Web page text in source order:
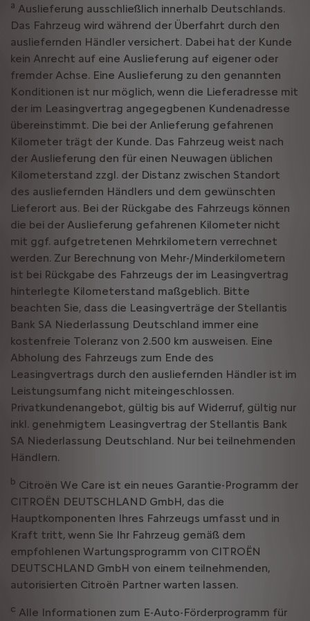
a Auslieferung ausschließlich innerhalb Deutschlands.
Das Fahrzeug wird während der Überfahrt durch den
ausliefernden Händler versichert. Dabei hat der Kunde
kein Anrecht auf eine Auslieferung auf eigener oder
fremder Achse. Eine Auslieferung zu den genannten
Konditionen ist nur möglich, wenn die Lieferadresse mit
der im Leasingvertrag angegegbenen Kundenadresse
übereinstimmt. Die bei der Anlieferung gefahrenen
Kilometer trägt der Kunde. Das Fahrzeug weist nach
der Auslieferung den für einen Neuwagen üblichen
Kilometerstand zzgl. der Distanz zwischen Standort
des ausliefernden Händlers und dem gewünschten
Lieferort aus. Bei der Rückgabe des Fahrzeugs können
die bei der Auslieferung gefahrenen Kilometer nicht
mit ggf. aufgetretenen Mehrkilometern verrechnet
werden. Zur Berechnung von Mehr-/Minderkilometern
ist bei Rückgabe des Fahrzeugs der im Leasingvertrag
hinterlegte Kilometerstand maßgeblich. Bitte
beachten Sie, dass die Leasingverträge der Stellantis
Bank SA Niederlassung Deutschland immer eine
kostenfreie Toleranz von 2.500 km ausweisen. Eine
Abholung des Fahrzeugs zum Ende des
Leasingvertrags durch den ausliefernden Händler ist im
Leistungsumfang nicht miteingeschlossen.
Privatkundenangebot, gültig bis auf Widerruf, gültig nur
inkl. genehmigtem Leasingvertrag der Stellantis Bank
SA Niederlassung Deutschland. Nur bei teilnehmenden
Händlern.
b Citroën We Care ist ein neues Garantie-Programm der
CITROËN DEUTSCHLAND GmbH, das die
Hauptkomponenten Ihres Fahrzeugs umfasst und in
Kraft tritt, wenn Sie Ihr Fahrzeug gemäß dem
empfohlenen Wartungsprogramm von CITROËN
DEUTSCHLAND GmbH von einem teilnehmenden,
autorisierten Citroën Partner warten lassen.
c Alle Informationen zum E-Auto-Förderprogramm für